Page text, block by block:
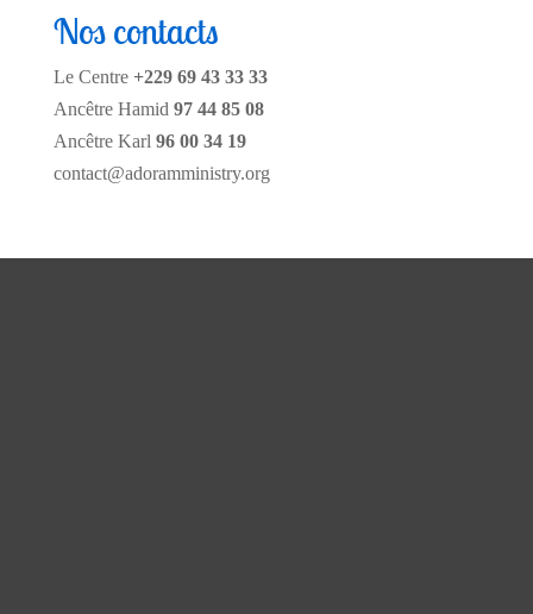
Nos contacts
Le Centre +229 69 43 33 33
Ancêtre Hamid 97 44 85 08
Ancêtre Karl 96 00 34 19
contact@adoramministry.org